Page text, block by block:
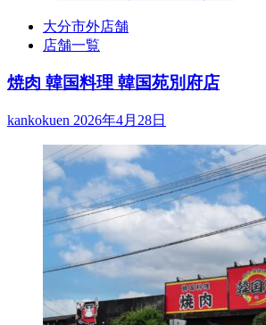
大分市外店舗
店舗一覧
焼肉 韓国料理 韓国苑別府店
kankokuen 2026年4月28日